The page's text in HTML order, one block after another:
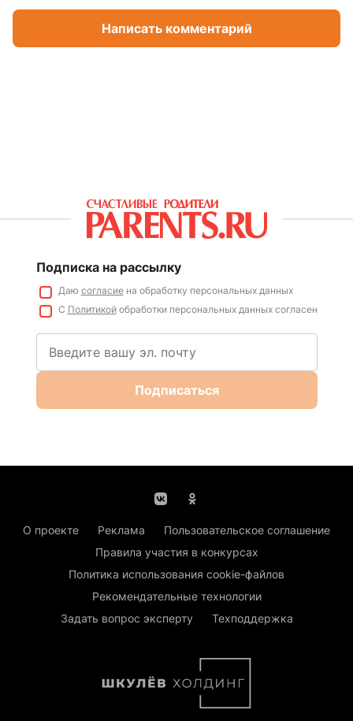
Написать комментарий
Подписка на рассылку
Даю согласиена обработку персональных данных
С Политикойобработки персональных данных согласен
Подписаться
О проекте Реклама
Пользовательское соглашение
Правила участия в конкурсах
Политика использования cookie-файлов
Рекомендательные технологии
Задать вопрос эксперту
Техподдержка